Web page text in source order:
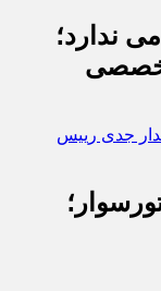
ندارد؛
تخصصی